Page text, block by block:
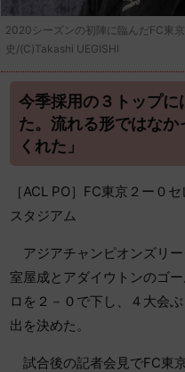
2020シーズンの初陣に臨んだFC東
史/(C)Takashi UEGISHI
今季採用の３トップに
た。流れる形ではな
くれた」
［ACL PO］FC東京２ー０
スタジアム
アジアチャンピオンズリ
室屋成とアダイウトンのゴ
ロを２－０で下し、４大会
出を決めた。
試合後の記者会見でFC東